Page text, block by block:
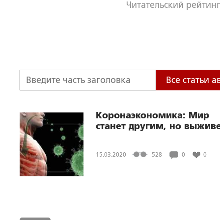
Читательский
Все статьи
Коронаэкономика: Мир
станет другим, но
15.03.2020 528 0 0